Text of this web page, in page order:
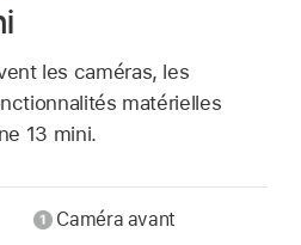
les caméras, les
matérielles
13 mini.
Caméra avant